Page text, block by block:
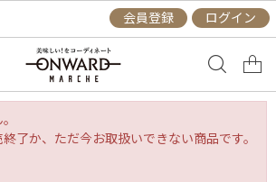
会員登録 ログイン
了か、ただ今お取扱いできない商品です。